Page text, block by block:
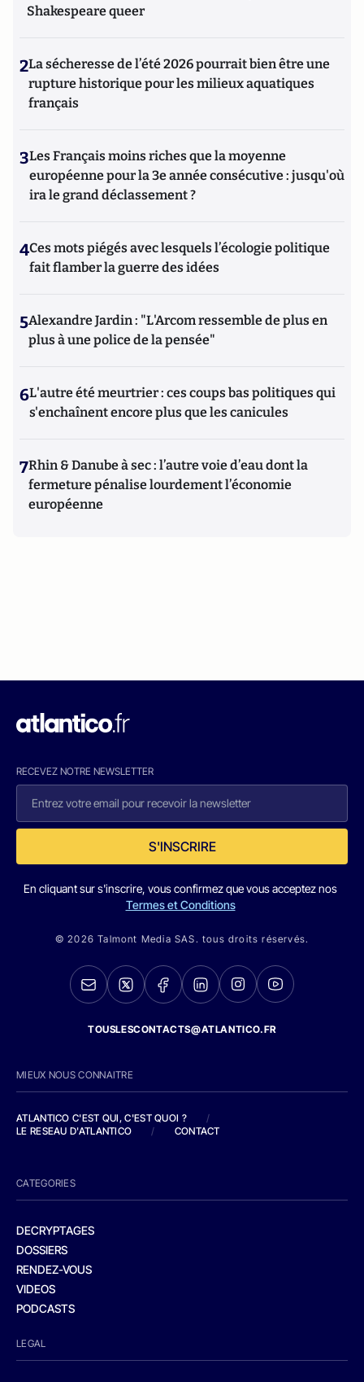
Shakespeare queer
2La sécheresse de l’été 2026 pourrait bien être une
rupture historique pour les milieux aquatiques
français
3Les Français moins riches que la moyenne
européenne pour la 3e année consécutive : jusqu'où
ira le grand déclassement ?
4Ces mots piégés avec lesquels l’écologie politique
fait flamber la guerre des idées
5Alexandre Jardin : "L'Arcom ressemble de plus en
plus à une police de la pensée"
6L'autre été meurtrier : ces coups bas politiques qui
s'enchaînent encore plus que les canicules
7Rhin & Danube à sec : l’autre voie d’eau dont la
fermeture pénalise lourdement l’économie
européenne
RECEVEZ NOTRE NEWSLETTER
S'INSCRIRE
En cliquant sur s'inscrire, vous confirmez que vous acceptez nos
Termes et Conditions
© 2026 Talmont Media SAS. tous droits réservés.
TOUSLESCONTACTS@ATLANTICO.FR
MIEUX NOUS CONNAITRE
ATLANTICO C'EST QUI, C'EST QUOI ?
/
LE RESEAU D'ATLANTICO
/ CONTACT
CATEGORIES
DECRYPTAGES
DOSSIERS
RENDEZ-VOUS
VIDEOS
PODCASTS
LEGAL